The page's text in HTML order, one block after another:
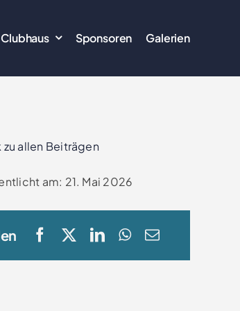
Clubhaus Sponsoren Galerien
zu allen Beiträgen
am: 21. Mai 2026